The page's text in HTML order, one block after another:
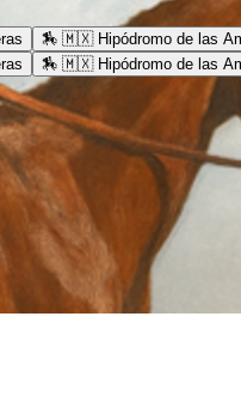
🏇 🇲🇽 Hipódromo de las
🏇 🇲🇽 Hipódromo de las